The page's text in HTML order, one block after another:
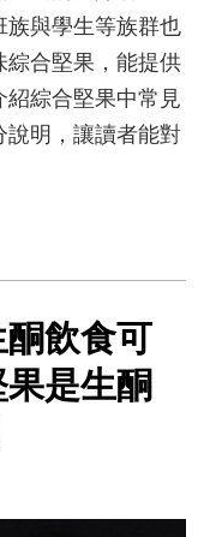
與學生等族群也
綜合堅果，能提供
綜合堅果中常見
說明，讓讀者能對
飲食可
是生酮